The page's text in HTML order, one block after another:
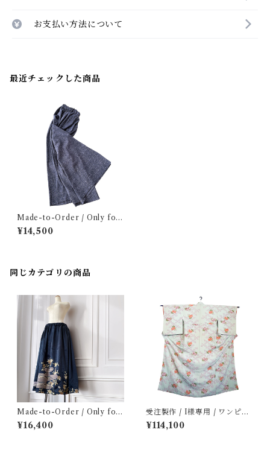
お支払い方法について
最近チェックした商品
Made-to-Order / Only for
Mx. S / Elastic waist long s
kirt [Edo-komon black plan
¥14,500
同じカテゴリの商品
Made-to-Order / Only for
Mx. S / Elastic waist long s
kirt [blue colored-tomesod
¥16,400
受注製作 / I様専用 / ワンピー
スドレス3着 [黄緑色花柄小紋,
青色無地, 濃紫刺繍色留袖]
¥114,100